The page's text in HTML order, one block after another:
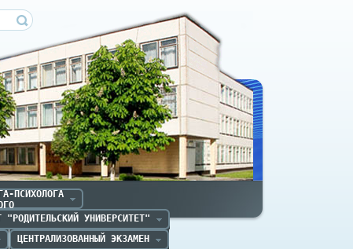
ПСИХОЛОГА
"РОДИТЕЛЬСКИЙ УНИВЕРСИТЕТ"
ЦЕНТРАЛИЗОВАННЫЙ ЭКЗАМЕН